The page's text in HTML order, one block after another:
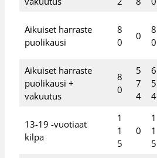
Aikuiset harraste
puolikausi
8
0
0
8
0
Aikuiset harraste
puolikausi +
vakuutus
8
0
5
7
4
6
5
4
13-19 -vuotiaat
kilpa
1
1
5
0
1
1
5